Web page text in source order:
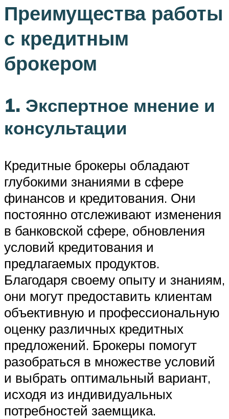
Преимущества работы
с кредитным
брокером
1. Экспертное мнение и
консультации
Кредитные брокеры обладают
глубокими знаниями в сфере
финансов и кредитования. Они
постоянно отслеживают изменения
в банковской сфере, обновления
условий кредитования и
предлагаемых продуктов.
Благодаря своему опыту и знаниям,
они могут предоставить клиентам
объективную и профессиональную
оценку различных кредитных
предложений. Брокеры помогут
разобраться в множестве условий
и выбрать оптимальный вариант,
исходя из индивидуальных
потребностей заемщика.